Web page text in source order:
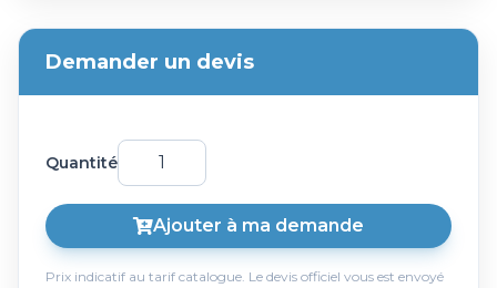
Demander un devis
Quantité
Ajouter à ma demande
Prix indicatif au tarif catalogue. Le devis officiel vous est envoyé